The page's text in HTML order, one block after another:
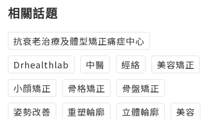
相關話題
抗衰老治療及體型矯正痛症中心
Drhealthlab
中醫 經絡
美容矯正
小顔矯正
骨格矯正
骨盤矯正
姿勢改善
重塑輪廓 立體輪廓
美容